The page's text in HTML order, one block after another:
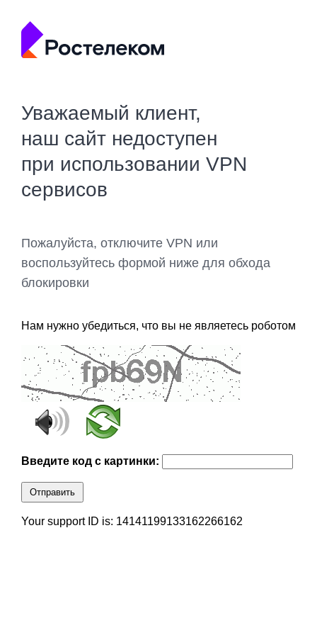
Уважаемый клиент,
наш сайт недоступен
при использовании VPN
сервисов
Пожалуйста, отключите VPN или
воспользуйтесь формой ниже для обхода
блокировки
Нам нужно убедиться, что вы не являетесь роботом
Введите код с картинки:
Отправить
Your support ID is: 14141199133162266162